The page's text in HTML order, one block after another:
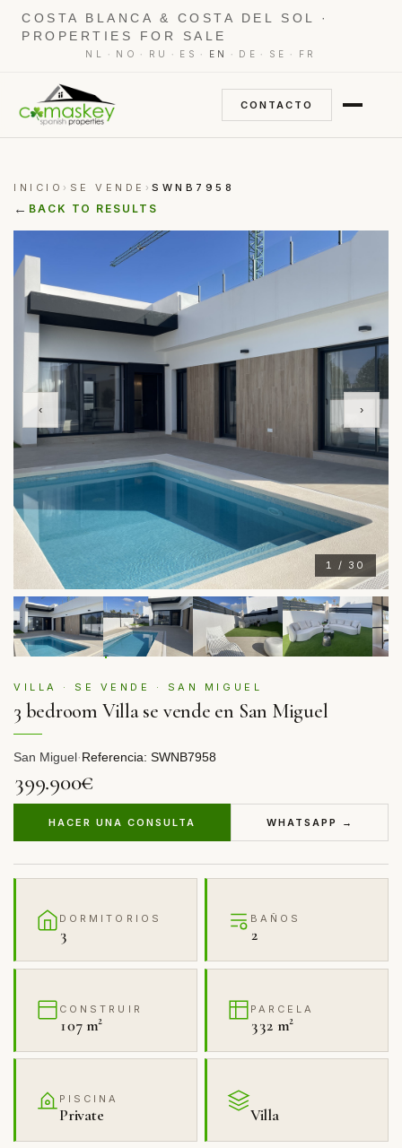
COSTA BLANCA & COSTA DEL SOL ·
PROPERTIES FOR SALE
NL · NO · RU · ES · EN · DE · SE · FR
CONTACTO
INICIO › SE VENDE ›SWNB7958
← BACK TO RESULTS
1 / 30
‹ ›
VILLA · SE VENDE · SAN MIGUEL
3 bedroom Villa se vende en San Miguel
San Miguel·Referencia: SWNB7958
399.900€
HACER UNA CONSULTA WHATSAPP →
DORMITORIOS
3
BAÑOS
2
CONSTRUIR
107 m²
PARCELA
332 m²
PISCINA
Private Villa